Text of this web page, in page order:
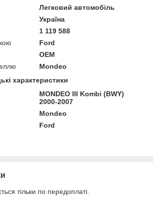
Легковий автомобіль
Україна
1 119 588
Ford
OEM
Mondeo
характеристики
MONDEO III Kombi (BWY)
2000-2007
Mondeo
Ford
тільки по передоплаті.